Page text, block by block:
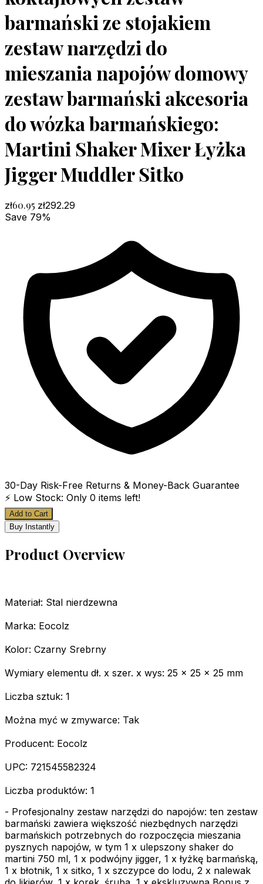
barmański ze stojakiem
zestaw narzędzi do
mieszania napojów domowy
zestaw barmański akcesoria
do wózka barmańskiego:
Martini Shaker Mixer Łyżka
Jigger Muddler Sitko
zł60.95 zł292.29
Save 79%
30-Day Risk-Free Returns & Money-Back Guarantee
⚡ Low Stock: Only 0 items left!
Add to Cart
Buy Instantly
Product Overview
Materiał: Stal nierdzewna
Marka: Eocolz
Kolor: Czarny Srebrny
Wymiary elementu dł. x szer. x wys: 25 x 25 x 25 mm
Liczba sztuk: 1
Można myć w zmywarce: Tak
Producent: Eocolz
UPC: 721545582324
Liczba produktów: 1
- Profesjonalny zestaw narzędzi do napojów: ten zestaw
barmański zawiera większość niezbędnych narzędzi
barmańskich potrzebnych do rozpoczęcia mieszania
pysznych napojów, w tym 1 x ulepszony shaker do
martini 750 ml, 1 x podwójny jigger, 1 x łyżkę barmańską,
1 x błotnik, 1 x sitko, 1 x szczypce do lodu, 2 x nalewak